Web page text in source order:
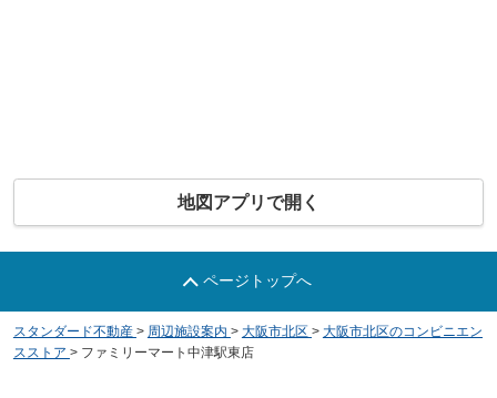
地図アプリで開く
ページトップへ
スタンダード不動産 > 周辺施設案内 > 大阪市北区 > 大阪市北区のコンビニエン
スストア > ファミリーマート中津駅東店